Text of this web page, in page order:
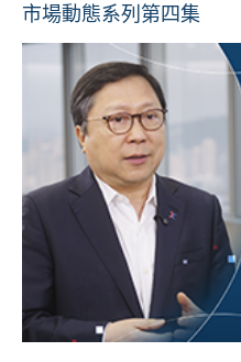
市場動態系列第四集